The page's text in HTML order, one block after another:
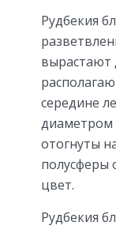
Рудбекия
вырастают
середине
диаметром
отогнуты
полусферы
цвет.
Рудбекия